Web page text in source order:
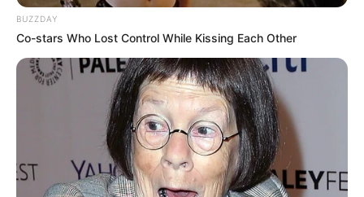
(foto: pinterest)
BUZZDAY
Co-stars Who Lost Control While Kissing Each Other